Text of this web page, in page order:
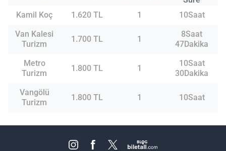
Kamil Koç
1.620 TL 1
10Saat
Van Kalesi
Turizm
1.700 TL 1
8Saat
47Dakika
Metro
Turizm
1.800 TL 1
10Saat
30Dakika
Vangölü
Turizm
1.800 TL 1 10Saat